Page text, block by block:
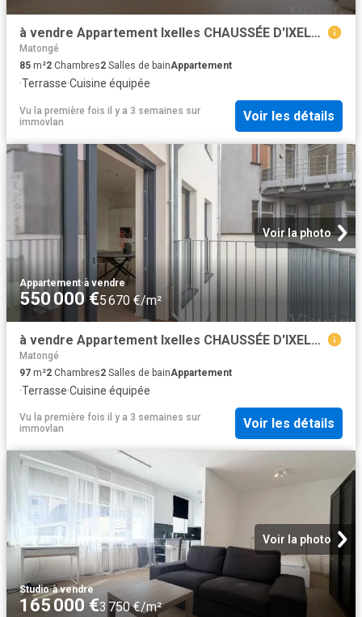
à vendre Appartement Ixelles CHAUSSÉE D'IXELLES
Matongé
85 m²2 Chambres2 Salles de bainAppartement
·Terrasse·Cuisine équipée
Vu la première fois il y a 3 semaines sur
immovlan
Voir les détails
Voir la photo
Appartement·à vendre
550 000 €5 670 €/m²
à vendre Appartement Ixelles CHAUSSÉE D'IXELLES
Matongé
97 m²2 Chambres2 Salles de bainAppartement
·Terrasse·Cuisine équipée
Vu la première fois il y a 3 semaines sur
immovlan
Voir les détails
Voir la photo
Studio·à vendre
165 000 €3 750 €/m²